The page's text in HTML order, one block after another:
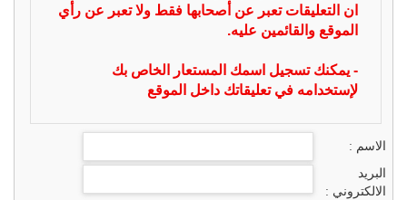
ان التعليقات تعبر عن أصحابها فقط ولا تعبر عن رأي
الموقع والقائمين عليه.
- يمكنك تسجيل اسمك المستعار الخاص بك
لإستخدامه في تعليقاتك داخل الموقع
الاسم :
البريد
الالكتروني :